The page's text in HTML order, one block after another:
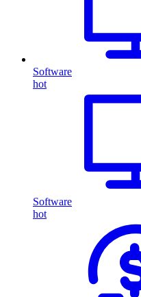
Software
hot
Software
hot